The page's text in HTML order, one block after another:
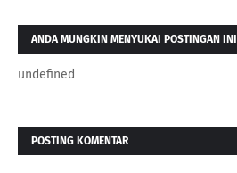
ANDA MUNGKIN MENYUKAI POSTINGAN INI
undefined
POSTING KOMENTAR